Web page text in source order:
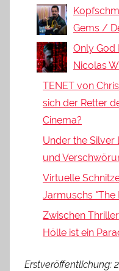
Gems /
Only God
Nicolas
TENET von
sich der Retter
Cinema?
Under the Silver
und
Virtuelle
Jarmuschs "The
Zwischen
Hölle ist ein
Erstveröffentlichung: